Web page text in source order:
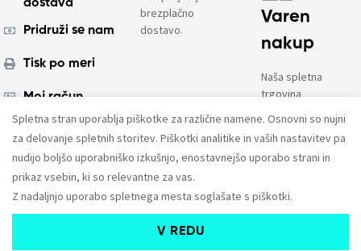
dostava
Pridruži se nam
Tisk po meri
Moj račun
brezplačno
dostavo.
Varen
nakup
Naša spletna
trgovina
enkripcijo in PCI
DSS Level 1.
AMPX d.o.o. © 2023. Vse pravice pridržane.
Spletna stran uporablja piškotke za različne namene. Osnovni so nujni
za delovanje spletnih storitev. Piškotki analitike in vaših nastavitev pa
nudijo boljšo uporabniško izkušnjo, enostavnejšo uporabo strani in
prikaz vsebin, ki so relevantne za vas.
Z nadaljnjo uporabo spletnega mesta soglašate s piškotki.
V REDU